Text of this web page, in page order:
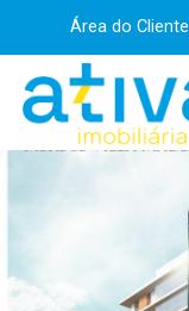
Área do Cliente